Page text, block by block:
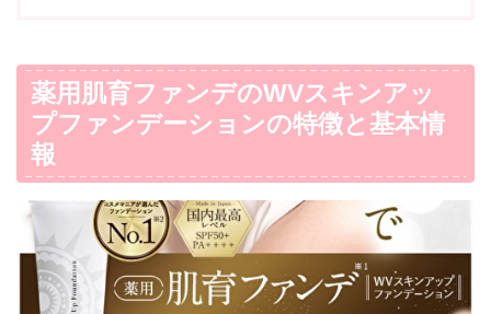
薬用肌育ファンデのWVスキンアッ
プファンデーションの特徴と基本情
報